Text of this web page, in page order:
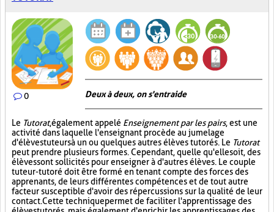
0 Deux à deux, on s'entraide
Le Tutorat, également appelé Enseignement par les pairs, est une
activité dans laquelle l'enseignant procède au jumelage
d'élèves tuteurs à un ou quelques autres élèves tutorés. Le Tutorat
peut prendre plusieurs formes. Cependant, quelle qu'elle soit, des
élèves sont sollicités pour enseigner à d'autres élèves. Le couple
tuteur-tutoré doit être formé en tenant compte des forces des
apprenants, de leurs différentes compétences et de tout autre
facteur susceptible d'avoir des répercussions sur la qualité de leur
contact. Cette technique permet de faciliter l'apprentissage des